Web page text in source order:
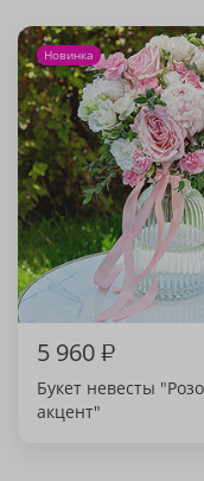
Новинка
5 960₽
Букет невесты
акцент"